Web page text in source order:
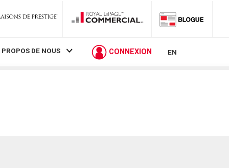
PROPOS DE NOUS CONNEXION EN